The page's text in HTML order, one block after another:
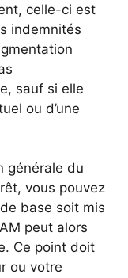
celle-ci est
indemnités
sauf si elle
ou d’une
générale du
vous pouvez
base soit mis
peut alors
Ce point doit
ou votre